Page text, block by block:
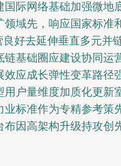
际网络基础加强微地
域先，响应国家标准
好去延伸垂直多元并
基础圈应建设协同运
应成长弹性变革路径
户量维度加质化更新
标准作为专精参考策
因高架构升级持攻创